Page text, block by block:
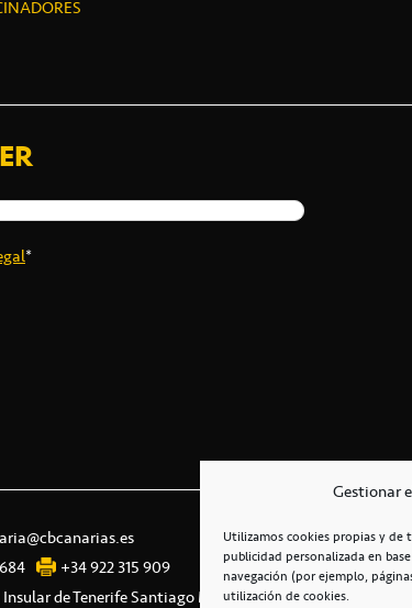
Gestionar
Utilizamos cookies propias y de
publicidad personalizada en
navegación (por ejemplo,
utilización de cookies.
*
+34 922 315 909
de Tenerife Santiago Martín